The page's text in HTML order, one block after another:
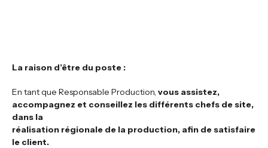
La raison d’être du poste :
En tant que Responsable Production, vous assistez,
accompagnez et conseillez les différents chefs de site,
dans la
réalisation régionale de la production, afin de satisfaire
le client.